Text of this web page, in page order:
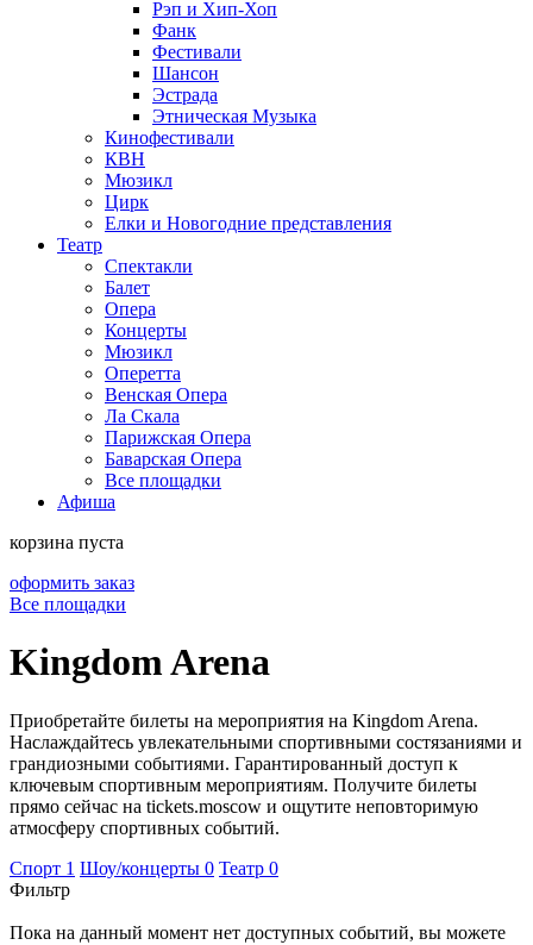
Рэп и Хип-Хоп
Фанк
Фестивали
Шансон
Эстрада
Этническая Музыка
Кинофестивали
КВН
Мюзикл
Цирк
Елки и Новогодние представления
Театр
Спектакли
Балет
Опера
Концерты
Мюзикл
Оперетта
Венская Опера
Ла Скала
Парижская Опера
Баварская Опера
Все площадки
Афиша
корзина пуста
оформить заказ
Все площадки
Kingdom Arena
Приобретайте билеты на мероприятия на Kingdom Arena.
Наслаждайтесь увлекательными спортивными состязаниями и
грандиозными событиями. Гарантированный доступ к
ключевым спортивным мероприятиям. Получите билеты
прямо сейчас на tickets.moscow и ощутите неповторимую
атмосферу спортивных событий.
Спорт 1 Шоу/концерты 0 Театр 0
Фильтр
Пока на данный момент нет доступных событий, вы можете